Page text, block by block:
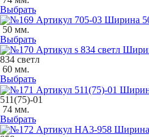
Выбрать
50 мм.
Выбрать
834 светл
60 мм.
Выбрать
511(75)-01
74 мм.
Выбрать